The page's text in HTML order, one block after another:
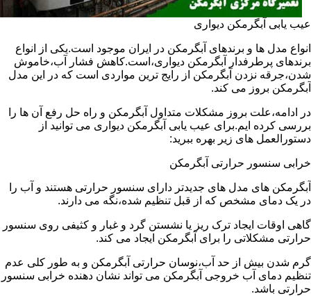
عیب یابی آبگرمکن دیواری
انواع مدل ها و برندهای آبگرمکن در ایران موجود است.یکی از انواع
برندهای پرطرفدار آبگرمکن دیواری،است.کاهش فشار آب،خاموش
شدن،جرقه نزدن آبگرمکن از رایج ترین مواردی است که در این مدل
آبگرمکن بروز می کند.
در ادامه،علت بروز مشکلات متداول آبگرمکن و راه حل رفع آن ها را
بررسی کرده ایم.برای عیب یابی آبگرمکن دیواری می توانید از
دستورالعمل های زیر بهره ببرید:
خرابی سنسور حرارتی آبگرمکن
آبگرمکن های مدل های جدیدتر دارای سنسور حرارتی هستند و آب را
در یک دمای مشخص که از قبل تنظیم شده،نگه می دارند.
گاهی اوقات ایجاد ترک ریز یا نشستن گرد و غبار و کثیفی روی سنسور
حرارتی مشکلاتی را برای آبگرمکن ایجاد می کند.
گرم شدن بیش از حد آب،نوسان حرارتی آبگرمکن و به طور کلی عدم
تنظیم دمای آب خروجی آبگرمکن می تواند نشان دهنده خرابی سنسور
حرارتی باشد.